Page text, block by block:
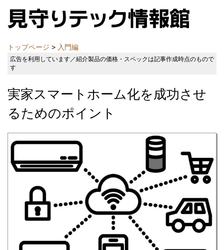
トップページ > 入門編
広告を利用しています／紹介製品の価格・スペックは記事作成時点のもので
す
実家スマートホーム化を成功させ
るためのポイント